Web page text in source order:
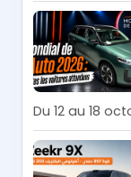
Du 12 au 18